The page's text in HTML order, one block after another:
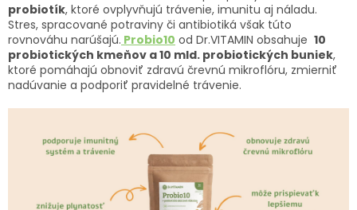
probiotík, ktoré ovplyvňujú trávenie, imunitu aj náladu.
Stres, spracované potraviny či antibiotiká však túto
rovnováhu narúšajú. Probio10 od Dr.VITAMIN obsahuje 10
probiotických kmeňov a 10 mld. probiotických buniek,
ktoré pomáhajú obnoviť zdravú črevnú mikroflóru, zmierniť
nadúvanie a podporiť pravidelné trávenie.